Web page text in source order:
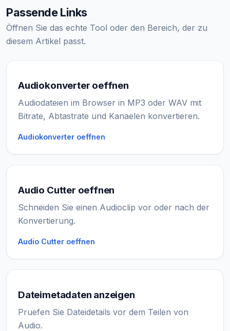
Passende Links
Öffnen Sie das echte Tool oder den Bereich, der zu
diesem Artikel passt.
Audiokonverter oeffnen
Audiodateien im Browser in MP3 oder WAV mit
Bitrate, Abtastrate und Kanaelen konvertieren.
Audiokonverter oeffnen
Audio Cutter oeffnen
Schneiden Sie einen Audioclip vor oder nach der
Konvertierung.
Audio Cutter oeffnen
Dateimetadaten anzeigen
Pruefen Sie Dateidetails vor dem Teilen von
Audio.